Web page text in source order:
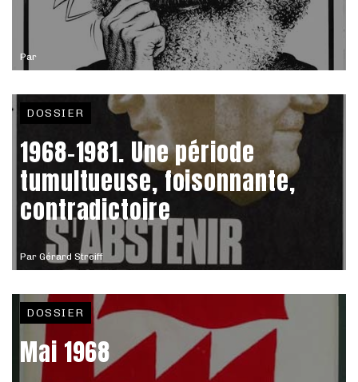
Par
Par Gérard Streiff
DOSSIER
1968-1981. Une période
tumultueuse, foisonnante,
contradictoire
DOSSIER
Mai 1968